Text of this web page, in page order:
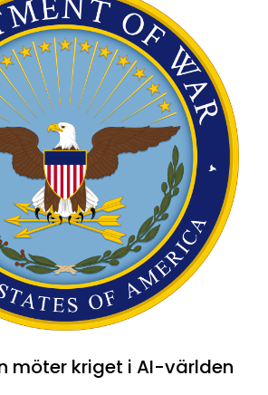
möter kriget i AI-världen